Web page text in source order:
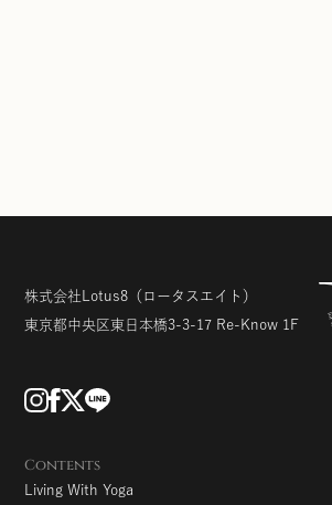
株式会社Lotus8 （ロータスエイト）
東京都中央区東日本橋3-3-17 Re-Know 1F
Contents
Living With Yoga